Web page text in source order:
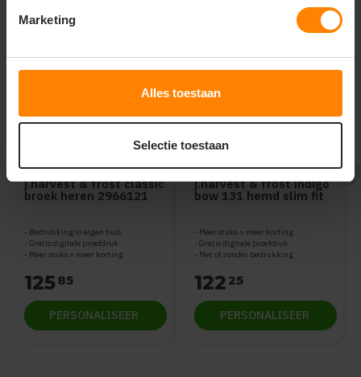
Marketing
Alles toestaan
Selectie toestaan
J. Harvest - Frost
j.harvest & frost classic
broek heren 2966121
Bedrukking in eigen huis
Gratis digitale proefdruk
Meer stuks = meer korting
12585
PERSONALISEER
J. Harvest - Frost
j.harvest & frost indigo
bow 131 hemd slim fit
Meer stuks = meer korting
Gratis digitale proefdruk
Met of zonder bedrukking
122 25
PERSONALISEER